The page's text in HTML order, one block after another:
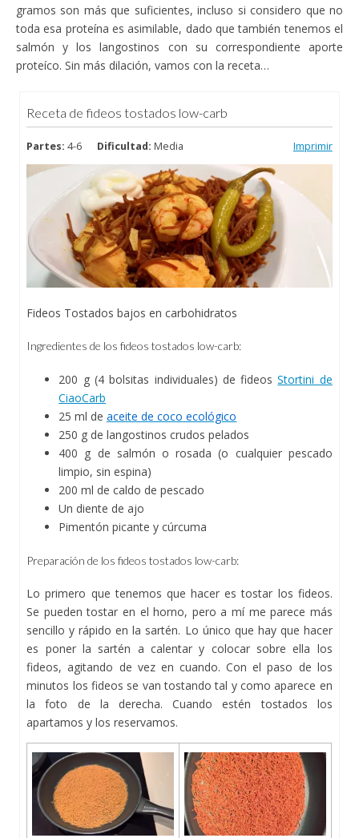
gramos son más que suficientes, incluso si considero que no
toda esa proteína es asimilable, dado que también tenemos el
salmón y los langostinos con su correspondiente aporte
proteíco. Sin más dilación, vamos con la receta…
Receta de fideos tostados low-carb
Partes:4-6 Dificultad:Media Imprimir
Fideos Tostados bajos en carbohidratos
Ingredientes de los fideos tostados low-carb:
200 g (4 bolsitas individuales) de fideosStortini de
CiaoCarb
25 ml deaceite de coco ecológico
250 g de langostinos crudos pelados
400 g de salmón o rosada (o cualquier pescado
limpio, sin espina)
200 ml de caldo de pescado
Un diente de ajo
Pimentón picante y cúrcuma
Preparación de los fideos tostados low-carb:
Lo primero que tenemos que hacer es tostar los fideos.
Se pueden tostar en el horno, pero a mí me parece más
sencillo y rápido en la sartén. Lo único que hay que hacer
es poner la sartén a calentar y colocar sobre ella los
fideos, agitando de vez en cuando. Con el paso de los
minutos los fideos se van tostando tal y como aparece en
la foto de la derecha. Cuando estén tostados los
apartamos y los reservamos.